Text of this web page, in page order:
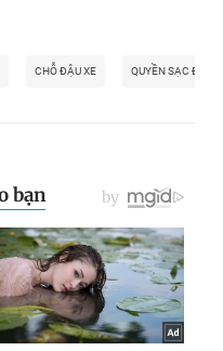
CHỖ ĐẬU XE QUYỀN SẠC ĐIỆN